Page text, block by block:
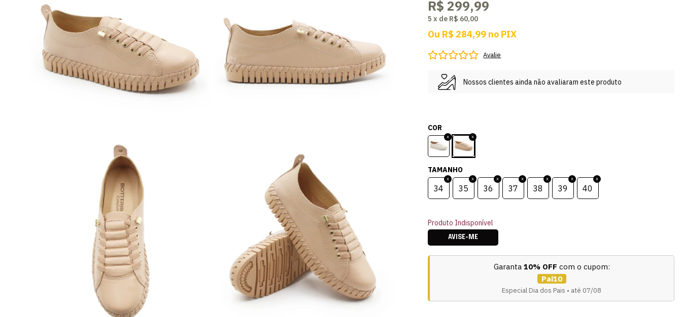
R$ 299,99
5 x de R$ 60,00
Ou R$ 284,99 no PIX
Avalie
Nossos clientes ainda não avaliaram este produto
COR
TAMANHO
34 35 36 37 38 39 40
Produto Indisponível
AVISE-ME
Garanta 10% OFF com o cupom:
Pai10
Especial Dia dos Pais • até 07/08